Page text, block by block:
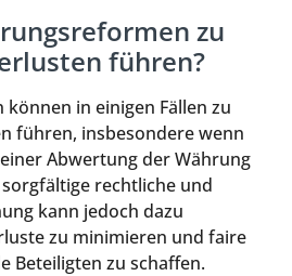
zu
führen?
in einigen Fällen zu
führen, insbesondere wenn
Abwertung der Währung
rechtliche und
kann jedoch dazu
zu minimieren und faire
Beteiligten zu schaffen.